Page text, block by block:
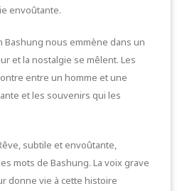
envoûtante.
Bashung nous emmène dans un
et la nostalgie se mêlent. Les
entre un homme et une
et les souvenirs qui les
subtile et envoûtante,
mots de Bashung. La voix grave
donne vie à cette histoire